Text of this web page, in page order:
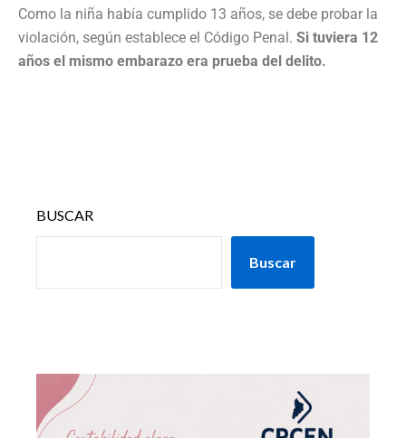
Como la niña había cumplido 13 años, se debe probar la
violación, según establece el Código Penal. Si tuviera 12
años el mismo embarazo era prueba del delito.
BUSCAR
Buscar